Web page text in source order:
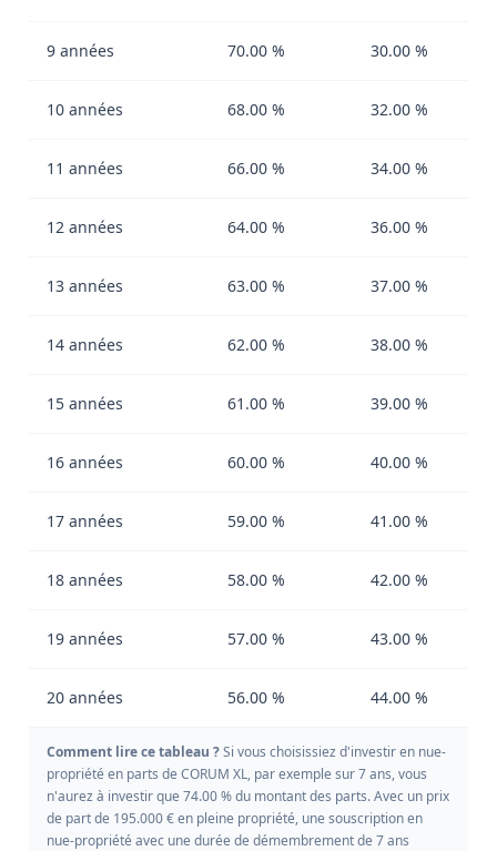
9 années 70.00 % 30.00 %
10 années 68.00 % 32.00 %
11 années 66.00 % 34.00 %
12 années 64.00 % 36.00 %
13 années 63.00 % 37.00 %
14 années 62.00 % 38.00 %
15 années 61.00 % 39.00 %
16 années 60.00 % 40.00 %
17 années 59.00 % 41.00 %
18 années 58.00 % 42.00 %
19 années 57.00 % 43.00 %
20 années 56.00 % 44.00 %
Comment lire ce tableau ?Si vous choisissiez d'investir en nue-
propriété en parts de CORUM XL, par exemple sur 7 ans, vous
n'aurez à investir que 74.00 % du montant des parts. Avec un prix
de part de 195.000 € en pleine propriété, une souscription en
nue-propriété avec une durée de démembrement de 7 ans